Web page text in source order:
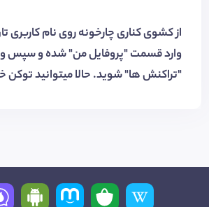
از کشوی کناری چارخونه روی نام کاربری
وارد قسمت "پروفایل من" شده و سپس
"تراکنش ها" شوید. حالا میتوانید توکن